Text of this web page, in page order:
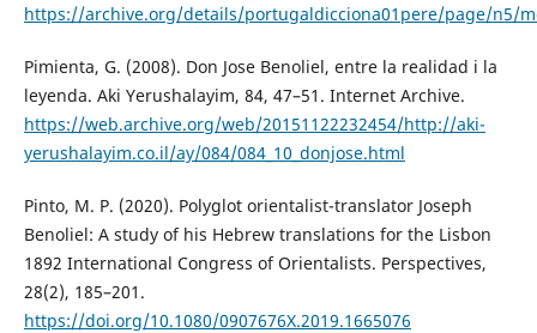
https://archive.org/details/portugaldicciona01pere/page/n5/
Pimienta, G. (2008). Don Jose Benoliel, entre la realidad i la
leyenda. Aki Yerushalayim, 84, 47–51. Internet Archive.
https://web.archive.org/web/20151122232454/http://aki-
yerushalayim.co.il/ay/084/084_10_donjose.html
Pinto, M. P. (2020). Polyglot orientalist-translator Joseph
Benoliel: A study of his Hebrew translations for the Lisbon
1892 International Congress of Orientalists. Perspectives,
28(2), 185–201.
https://doi.org/10.1080/0907676X.2019.1665076